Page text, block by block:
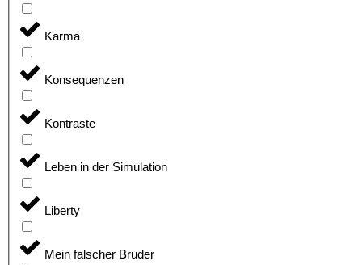
Karma
Konsequenzen
Kontraste
Leben in der Simulation
Liberty
Mein falscher Bruder